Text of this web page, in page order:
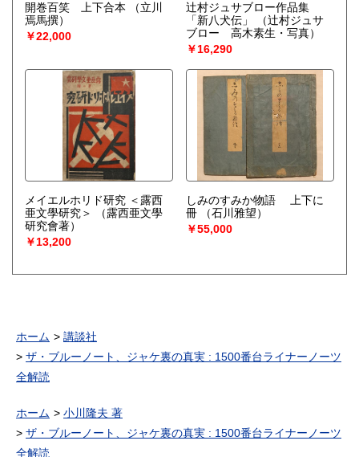
開巻百笑 上下合本
（立川
焉馬撰）
￥22,000
辻村ジュサブロー作品集
「新八犬伝」
（辻村ジュサ
ブロー 高木素生・写真）
￥16,290
メイエルホリド研究 ＜露西
亜文學研究＞
（露西亜文學
研究會著）
￥13,200
しみのすみか物語 上下に
冊
（石川雅望）
￥55,000
ホーム
講談社
ザ・ブルーノート、ジャケ裏の真実 : 1500番台ライナーノーツ
全解読
ホーム
小川隆夫 著
ザ・ブルーノート、ジャケ裏の真実 : 1500番台ライナーノーツ
全解読